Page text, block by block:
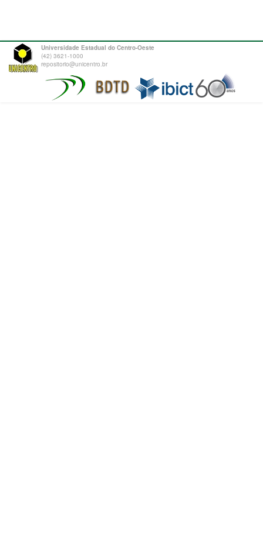
Universidade Estadual do Centro-Oeste
(42) 3621-1000
repositorio@unicentro.br